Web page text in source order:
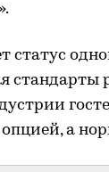
статус
стандарты
а